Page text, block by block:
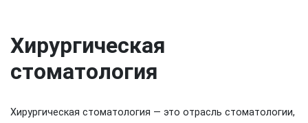
Хирургическая
стоматология
Хирургическая стоматология — это отрасль стоматологии,